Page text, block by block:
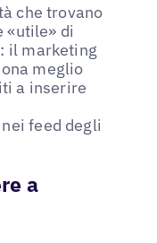
che trovano
«utile» di
il marketing
meglio
a inserire
feed degli
a